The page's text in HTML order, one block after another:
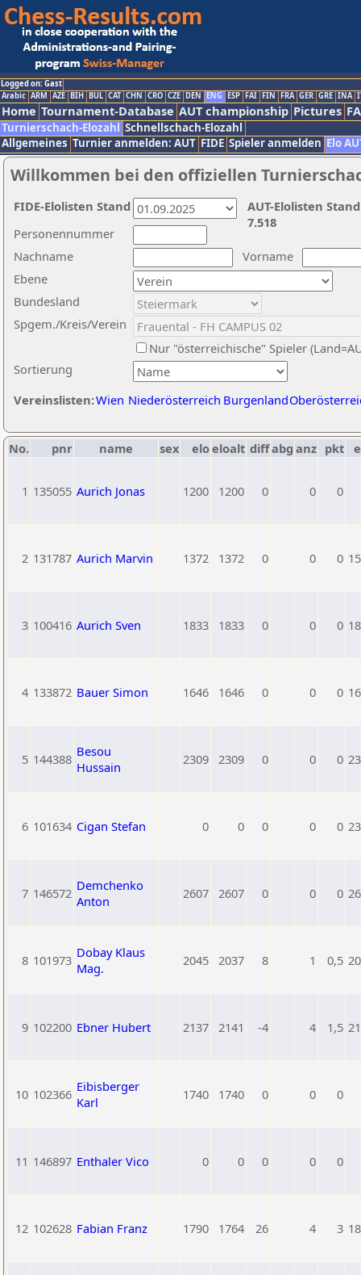
Logged on: Gast
Arabic ARM AZE BIH BUL CAT CHN CRO CZE DEN ENG ESP FAI FIN FRA GER GRE INA
Home Tournament-Database AUT championship Pictures
Turnierschach-Elozahl Schnellschach-Elozahl
Allgemeines Turnier anmelden: AUT FIDE Spieler anmelden Elo
Willkommen bei den offiziellen
Nachname
Vorname
Ebene
Sortierung
Personennummer
Bundesland
Spgem./Kreis/Verein
Nur "österreichische" Spieler
Vereinslisten:Wien Niederösterreich Burgenland
AUT-Elolisten
7.518
FIDE-Elolisten Stand
No. pnr name sex eloeloalt diffabg anz pkt
1 135055 Aurich Jonas 1200 1200 0 0 0
2 131787 Aurich Marvin 1372 1372 0 0 0
3 100416 Aurich Sven 1833 1833 0 0 0
4 133872 Bauer Simon 1646 1646 0 0 0
5 144388 Besou
Hussain
2309 2309 0 0 0
6 101634 Cigan Stefan 0 0 0 0 0
7 146572 Demchenko
Anton
2607 2607 0 0 0
8 101973 Dobay Klaus
Mag.
2045 2037 8 1 0,5
9 102200 Ebner Hubert 2137 2141 -4 4 1,5
10 102366 Eibisberger
Karl
1740 1740 0 0 0
11 146897 Enthaler Vico 0 0 0 0 0
12 102628 Fabian Franz 1790 1764 26 4 3